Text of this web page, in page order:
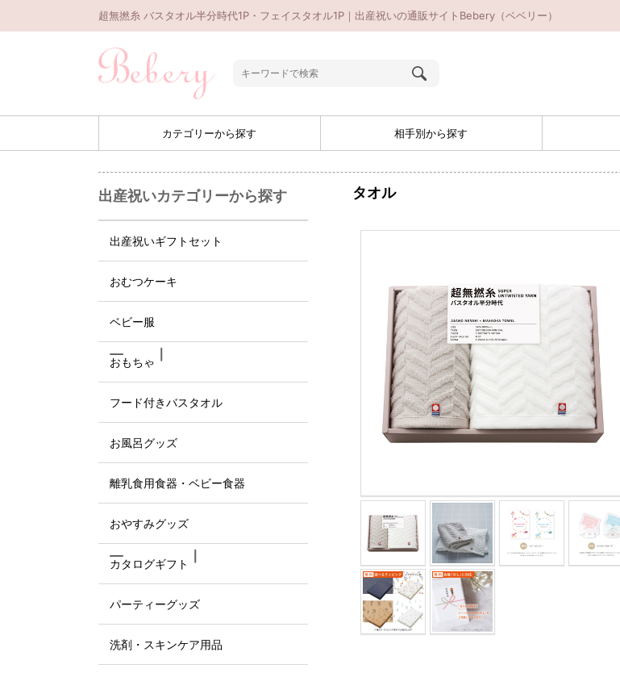
超無撚糸 バスタオル半分時代1P・フェイスタオル1P｜出産祝いの通販サイトBebery（ベベリー）
カテゴリーから探す 相手別から探す
タオル
出産祝いカテゴリーから探す
出産祝いギフトセット
おむつケーキ
ベビー服
おもちゃ
フード付きバスタオル
お風呂グッズ
離乳食用食器・ベビー食器
おやすみグッズ
カタログギフト
パーティーグッズ
洗剤・スキンケア用品